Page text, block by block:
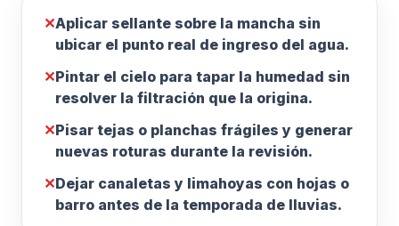
✕Aplicar sellante sobre la mancha sin
ubicar el punto real de ingreso del agua.
✕Pintar el cielo para tapar la humedad sin
resolver la filtración que la origina.
✕Pisar tejas o planchas frágiles y generar
nuevas roturas durante la revisión.
✕Dejar canaletas y limahoyas con hojas o
barro antes de la temporada de lluvias.